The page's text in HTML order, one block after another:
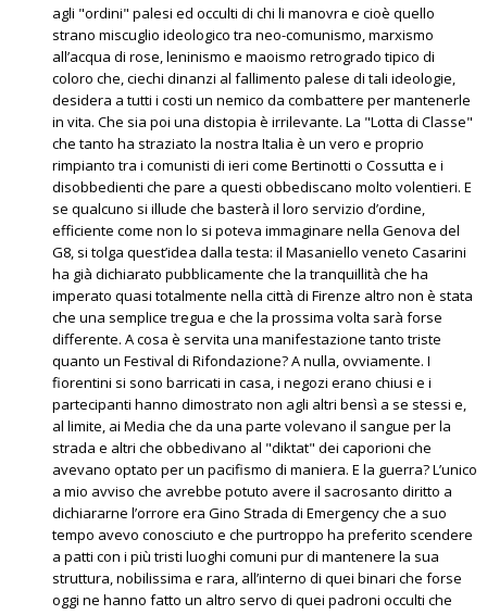
agli "ordini" palesi ed occulti di chi li manovra e cioè quello
strano miscuglio ideologico tra neo-comunismo, marxismo
all’acqua di rose, leninismo e maoismo retrogrado tipico di
coloro che, ciechi dinanzi al fallimento palese di tali ideologie,
desidera a tutti i costi un nemico da combattere per mantenerle
in vita. Che sia poi una distopia è irrilevante. La "Lotta di Classe"
che tanto ha straziato la nostra Italia è un vero e proprio
rimpianto tra i comunisti di ieri come Bertinotti o Cossutta e i
disobbedienti che pare a questi obbediscano molto volentieri. E
se qualcuno si illude che basterà il loro servizio d’ordine,
efficiente come non lo si poteva immaginare nella Genova del
G8, si tolga quest’idea dalla testa: il Masaniello veneto Casarini
ha già dichiarato pubblicamente che la tranquillità che ha
imperato quasi totalmente nella città di Firenze altro non è stata
che una semplice tregua e che la prossima volta sarà forse
differente. A cosa è servita una manifestazione tanto triste
quanto un Festival di Rifondazione? A nulla, ovviamente. I
fiorentini si sono barricati in casa, i negozi erano chiusi e i
partecipanti hanno dimostrato non agli altri bensì a se stessi e,
al limite, ai Media che da una parte volevano il sangue per la
strada e altri che obbedivano al "diktat" dei caporioni che
avevano optato per un pacifismo di maniera. E la guerra? L’unico
a mio avviso che avrebbe potuto avere il sacrosanto diritto a
dichiararne l’orrore era Gino Strada di Emergency che a suo
tempo avevo conosciuto e che purtroppo ha preferito scendere
a patti con i più tristi luoghi comuni pur di mantenere la sua
struttura, nobilissima e rara, all’interno di quei binari che forse
oggi ne hanno fatto un altro servo di quei padroni occulti che